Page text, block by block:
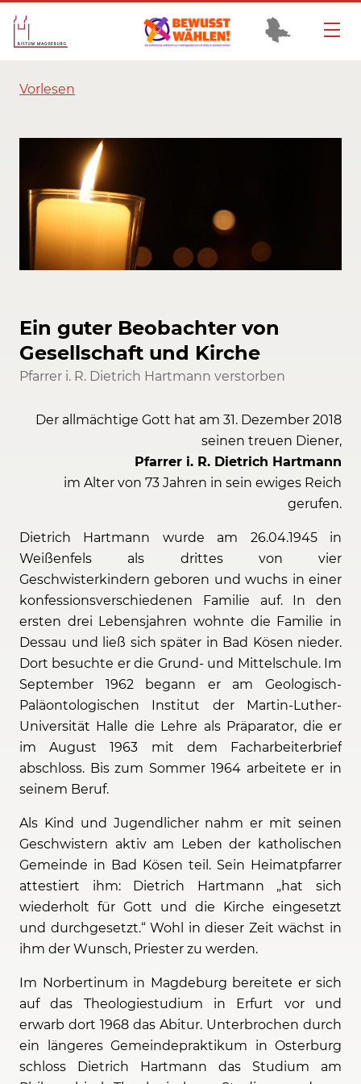
Vorlesen
Ein guter Beobachter von
Gesellschaft und Kirche
Pfarrer i. R. Dietrich Hartmann verstorben
Der allmächtige Gott hat am 31. Dezember 2018
seinen treuen Diener,
Pfarrer i. R. Dietrich Hartmann
im Alter von 73 Jahren in sein ewiges Reich
gerufen.
Dietrich Hartmann wurde am 26.04.1945 in
Weißenfels als drittes von vier
Geschwisterkindern geboren und wuchs in einer
konfessionsverschiedenen Familie auf. In den
ersten drei Lebensjahren wohnte die Familie in
Dessau und ließ sich später in Bad Kösen nieder.
Dort besuchte er die Grund- und Mittelschule. Im
September 1962 begann er am Geologisch-
Paläontologischen Institut der Martin-Luther-
Universität Halle die Lehre als Präparator, die er
im August 1963 mit dem Facharbeiterbrief
abschloss. Bis zum Sommer 1964 arbeitete er in
seinem Beruf.
Als Kind und Jugendlicher nahm er mit seinen
Geschwistern aktiv am Leben der katholischen
Gemeinde in Bad Kösen teil. Sein Heimatpfarrer
attestiert ihm: Dietrich Hartmann „hat sich
wiederholt für Gott und die Kirche eingesetzt
und durchgesetzt.“ Wohl in dieser Zeit wächst in
ihm der Wunsch, Priester zu werden.
Im Norbertinum in Magdeburg bereitete er sich
auf das Theologiestudium in Erfurt vor und
erwarb dort 1968 das Abitur. Unterbrochen durch
ein längeres Gemeindepraktikum in Osterburg
schloss Dietrich Hartmann das Studium am